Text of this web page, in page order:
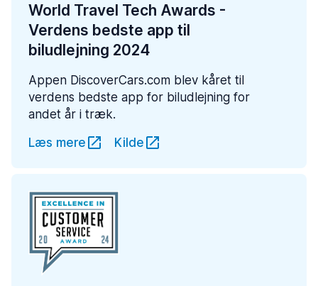
World Travel Tech Awards -
Verdens bedste app til
biludlejning 2024
Appen DiscoverCars.com blev kåret til
verdens bedste app for biludlejning for
andet år i træk.
Læs mere
Kilde